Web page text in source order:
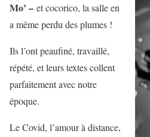
Mo’ – et cocorico, la salle en
a même perdu des plumes !
Ils l’ont peaufiné, travaillé,
répété, et leurs textes collent
parfaitement avec notre
époque.
Le Covid, l’amour à distance,